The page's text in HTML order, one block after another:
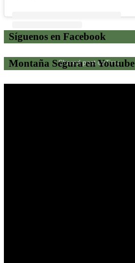
Shared post onTime
Síguenos en Facebook
Montaña Segura en Youtube